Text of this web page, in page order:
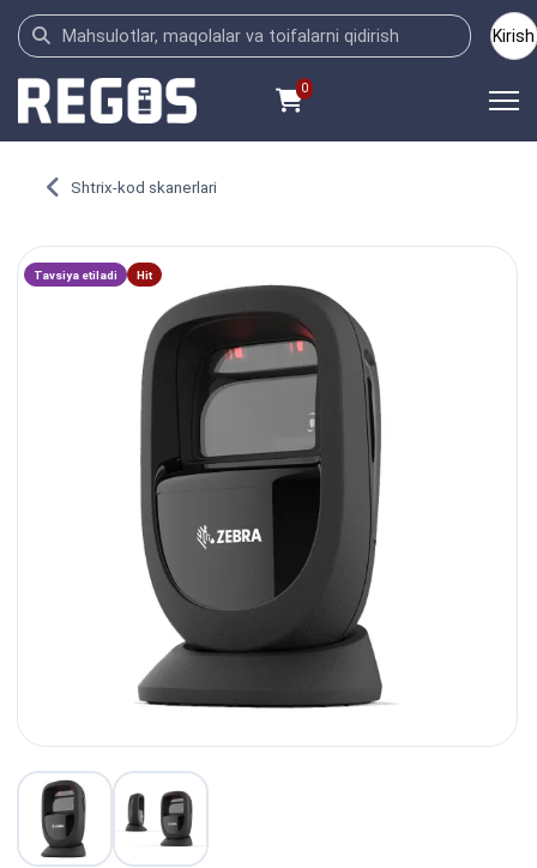
Kirish
0
Shtrix-kod skanerlari
Tavsiya etiladi Hit